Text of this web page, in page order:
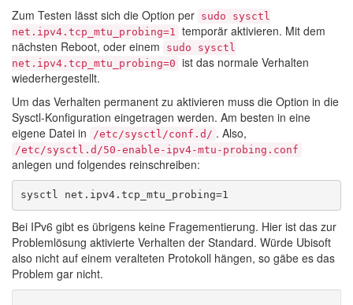
Zum Testen lässt sich die Option per sudo sysctl
net.ipv4.tcp_mtu_probing=1
temporär aktivieren. Mit dem
nächsten Reboot, oder einem
sudo sysctl
net.ipv4.tcp_mtu_probing=0 ist das normale Verhalten
wiederhergestellt.
Um das Verhalten permanent zu aktivieren muss die Option in die
Sysctl-Konfiguration eingetragen werden. Am besten in eine
eigene Datei in
/etc/sysctl/conf.d/ . Also,
/etc/sysctl.d/50-enable-ipv4-mtu-probing.conf
anlegen und folgendes reinschreiben:
Bei IPv6 gibt es übrigens keine Fragementierung. Hier ist das zur
Problemlösung aktivierte Verhalten der Standard. Würde Ubisoft
also nicht auf einem veralteten Protokoll hängen, so gäbe es das
Problem gar nicht.